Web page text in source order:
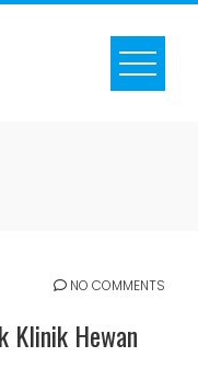
NO COMMENTS
Klinik Hewan